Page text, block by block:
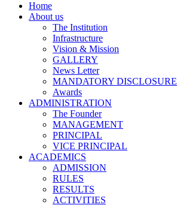
Home
About us
The Institution
Infrastructure
Vision & Mission
GALLERY
News Letter
MANDATORY DISCLOSURE
Awards
ADMINISTRATION
The Founder
MANAGEMENT
PRINCIPAL
VICE PRINCIPAL
ACADEMICS
ADMISSION
RULES
RESULTS
ACTIVITIES